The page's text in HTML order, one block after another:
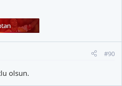
#90
olsun.